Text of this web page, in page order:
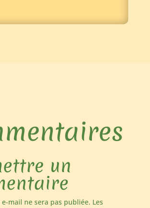
un
mail ne sera pas publiée. Les